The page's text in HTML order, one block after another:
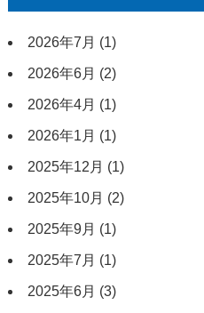
2026年7月 (1)
2026年6月 (2)
2026年4月 (1)
2026年1月 (1)
2025年12月 (1)
2025年10月 (2)
2025年9月 (1)
2025年7月 (1)
2025年6月 (3)